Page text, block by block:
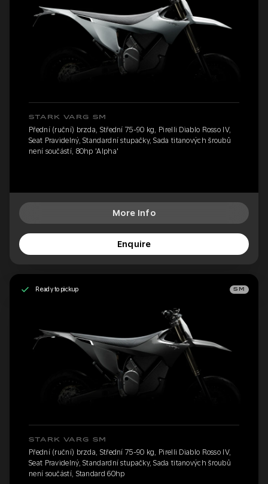
STARK VARG SM
Přední (ruční) brzda, Střední 75-90 kg, Pirelli Diablo Rosso IV,
Seat Pravidelný, Standardní stupačky, Sada titanových šroubů
není součástí, 80hp 'Alpha'
More Info
Enquire
Ready to pickup SM
STARK VARG SM
Přední (ruční) brzda, Střední 75-90 kg, Pirelli Diablo Rosso IV,
Seat Pravidelný, Standardní stupačky, Sada titanových šroubů
není součástí, Standard 60hp